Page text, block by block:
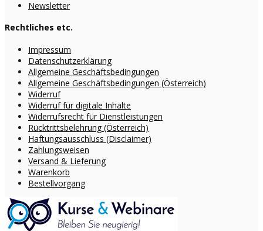
Newsletter
Rechtliches etc.
Impressum
Datenschutzerklärung
Allgemeine Geschäftsbedingungen
Allgemeine Geschäftsbedingungen (Österreich)
Widerruf
Widerruf für digitale Inhalte
Widerrufsrecht für Dienstleistungen
Rücktrittsbelehrung (Österreich)
Haftungsausschluss (Disclaimer)
Zahlungsweisen
Versand & Lieferung
Warenkorb
Bestellvorgang